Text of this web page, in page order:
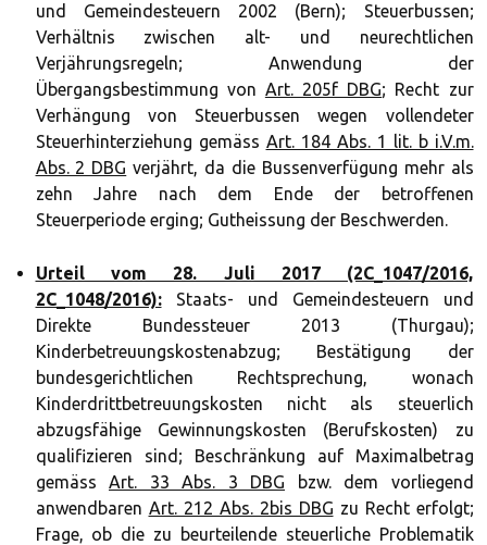
und Gemeindesteuern 2002 (Bern); Steuerbussen;
Verhältnis zwischen alt- und neurechtlichen
Verjährungsregeln; Anwendung der
Übergangsbestimmung von Art. 205f DBG; Recht zur
Verhängung von Steuerbussen wegen vollendeter
Steuerhinterziehung gemäss Art. 184 Abs. 1 lit. b i.V.m.
Abs. 2 DBG verjährt, da die Bussenverfügung mehr als
zehn Jahre nach dem Ende der betroffenen
Steuerperiode erging; Gutheissung der Beschwerden.
Urteil vom 28. Juli 2017 (2C_1047/2016,
2C_1048/2016):Staats- und Gemeindesteuern und
Direkte Bundessteuer 2013 (Thurgau);
Kinderbetreuungskostenabzug; Bestätigung der
bundesgerichtlichen Rechtsprechung, wonach
Kinderdrittbetreuungskosten nicht als steuerlich
abzugsfähige Gewinnungskosten (Berufskosten) zu
qualifizieren sind; Beschränkung auf Maximalbetrag
gemäss Art. 33 Abs. 3 DBG bzw. dem vorliegend
anwendbaren Art. 212 Abs. 2bis DBG zu Recht erfolgt;
Frage, ob die zu beurteilende steuerliche Problematik